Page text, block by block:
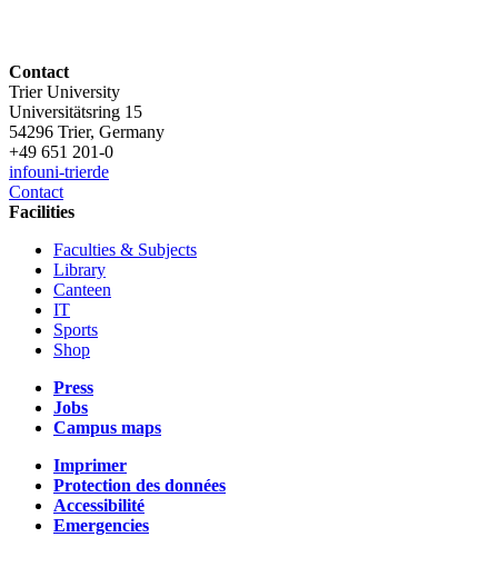
Contact
Trier University
Universitätsring 15
54296 Trier, Germany
+49 651 201-0
infouni-trierde
Contact
Facilities
Faculties & Subjects
Library
Canteen
IT
Sports
Shop
Press
Jobs
Campus maps
Imprimer
Protection des données
Accessibilité
Emergencies